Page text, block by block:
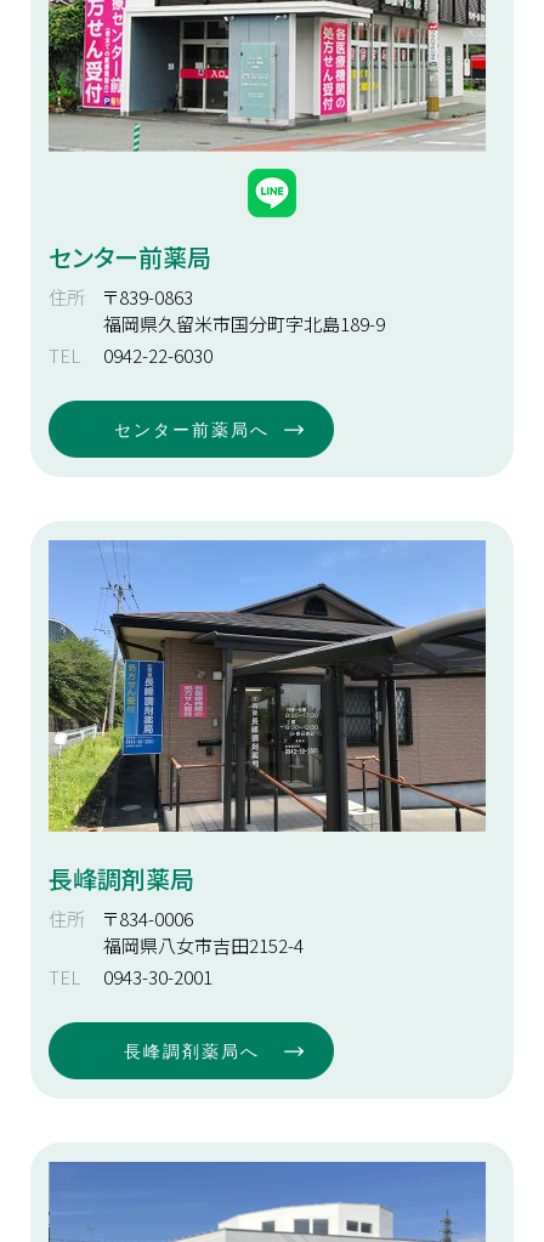
センター前薬局
住所
〒839-0863
福岡県久留米市国分町字北島189-9
TEL
0942-22-6030
センター前薬局へ
長峰調剤薬局
住所
〒834-0006
福岡県八女市吉田2152-4
TEL
0943-30-2001
長峰調剤薬局へ